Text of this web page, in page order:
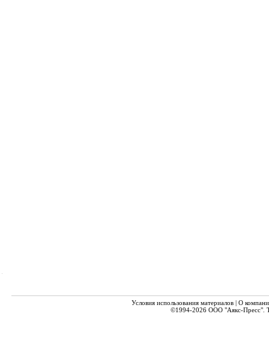
Условия использования материалов| О
©1994-2026 ООО "Аякс-Пресс".